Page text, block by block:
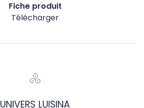
Fiche produit
Télécharger
UNIVERS LUISINA